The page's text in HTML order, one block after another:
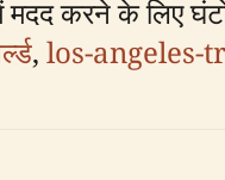
मदद करने के लिए
, los-angeles-